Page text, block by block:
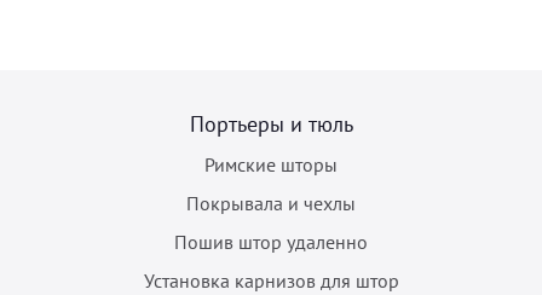
Портьеры и тюль
Римские шторы
Покрывала и чехлы
Пошив штор удаленно
Установка карнизов для штор